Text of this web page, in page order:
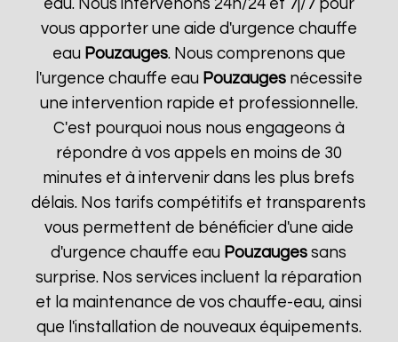
eau. Nous intervenons 24h/24 et 7j/7 pour
vous apporter une aide d'urgence chauffe
eau Pouzauges. Nous comprenons que
l'urgence chauffe eau Pouzaugesnécessite
une intervention rapide et professionnelle.
C'est pourquoi nous nous engageons à
répondre à vos appels en moins de 30
minutes et à intervenir dans les plus brefs
délais. Nos tarifs compétitifs et transparents
vous permettent de bénéficier d'une aide
d'urgence chauffe eau Pouzauges sans
surprise. Nos services incluent la réparation
et la maintenance de vos chauffe-eau, ainsi
que l'installation de nouveaux équipements.